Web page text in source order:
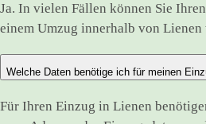
Ja. In vielen Fällen können Sie
einem Umzug innerhalb von
Welche Daten benötige ich für meinen
Für Ihren Einzug in Lienen